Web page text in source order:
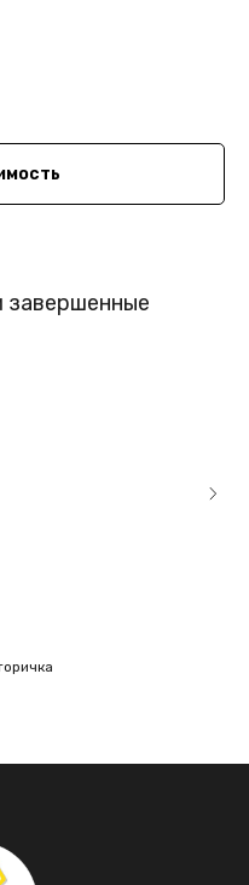
завершенные